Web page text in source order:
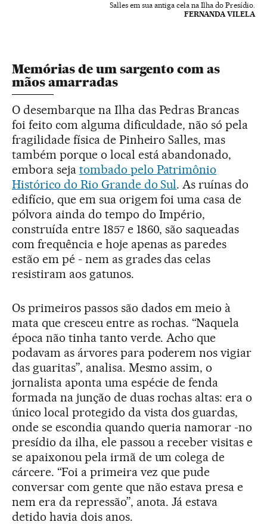
Salles em sua antiga cela na Ilha do Presídio.
FERNANDA VILELA
Memórias de um sargento com as
mãos amarradas
O desembarque na Ilha das Pedras Brancas
foi feito com alguma dificuldade, não só pela
fragilidade física de Pinheiro Salles, mas
também porque o local está abandonado,
embora seja tombado pelo Patrimônio
Histórico do Rio Grande do Sul. As ruínas do
edifício, que em sua origem foi uma casa de
pólvora ainda do tempo do Império,
construída entre 1857 e 1860, são saqueadas
com frequência e hoje apenas as paredes
estão em pé - nem as grades das celas
resistiram aos gatunos.
Os primeiros passos são dados em meio à
mata que cresceu entre as rochas. “Naquela
época não tinha tanto verde. Acho que
podavam as árvores para poderem nos vigiar
das guaritas”, analisa. Mesmo assim, o
jornalista aponta uma espécie de fenda
formada na junção de duas rochas altas: era o
único local protegido da vista dos guardas,
onde se escondia quando queria namorar -no
presídio da ilha, ele passou a receber visitas e
se apaixonou pela irmã de um colega de
cárcere. “Foi a primeira vez que pude
conversar com gente que não estava presa e
nem era da repressão”, anota. Já estava
detido havia dois anos.